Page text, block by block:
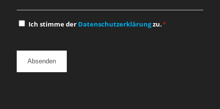
Einwilligung
Ich stimme der Datenschutzerklärungzu.*